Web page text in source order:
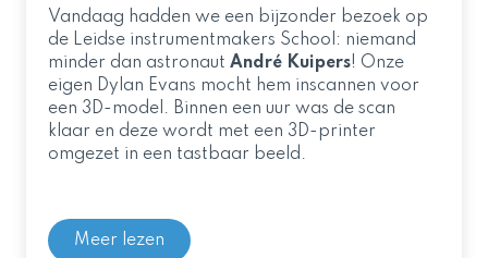
Vandaag hadden we een bijzonder bezoek op
de Leidse instrumentmakers School: niemand
minder dan astronaut André Kuipers! Onze
eigen Dylan Evans mocht hem inscannen voor
een 3D-model. Binnen een uur was de scan
klaar en deze wordt met een 3D-printer
omgezet in een tastbaar beeld.
Meer lezen